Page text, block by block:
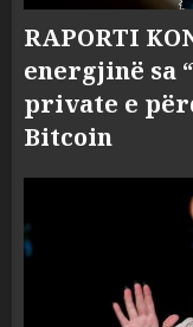
RAPORTI
energjinë sa
private e
Bitcoin